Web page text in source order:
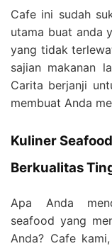
Cafe ini sudah
utama buat anda
yang tidak
sajian makanan
Carita berjanji
membuat Anda
Kuliner
Berkualitas
Apa Anda
seafood yang
Anda? Cafe